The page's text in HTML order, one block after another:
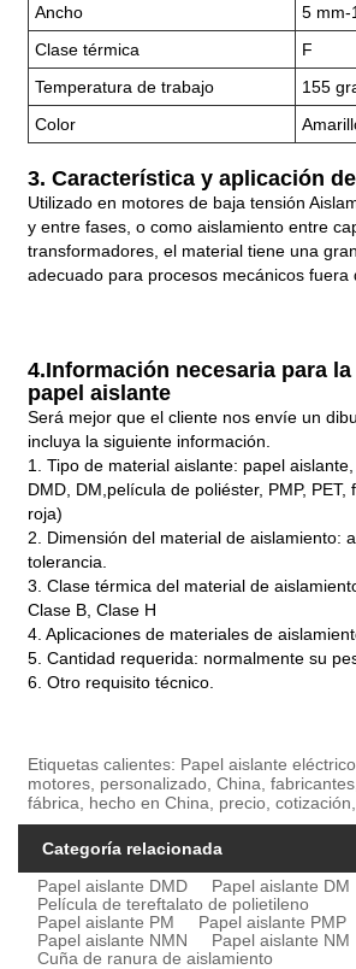
Ancho
5 mm-
Clase térmica
F
Temperatura de trabajo
155
Color
3. Característica y aplicación
Utilizado en motores de baja tensión
y entre fases, o como aislamiento entre
transformadores, el material tiene una
adecuado para procesos mecánicos fuera
4.Información necesaria para
papel aislante
Será mejor que el cliente nos envíe un
incluya la siguiente información.
1. Tipo de material aislante: papel
DMD, DM, película de poliéster, PMP, PET,
roja)
2. Dimensión del material de aislamiento:
tolerancia.
3. Clase térmica del material de
Clase B, Clase H
4. Aplicaciones de materiales de
5. Cantidad requerida: normalmente su
6. Otro requisito técnico.
Etiquetas calientes: Papel aislante
motores, personalizado, China,
fábrica, hecho en China, precio,
Categoría relacionada
Papel aislante DMD
Papel aislante DM
Película de tereftalato de polietileno
Papel aislante PM
Papel aislante PMP
Papel aislante NMN
Papel aislante NM
Cuña de ranura de aislamiento